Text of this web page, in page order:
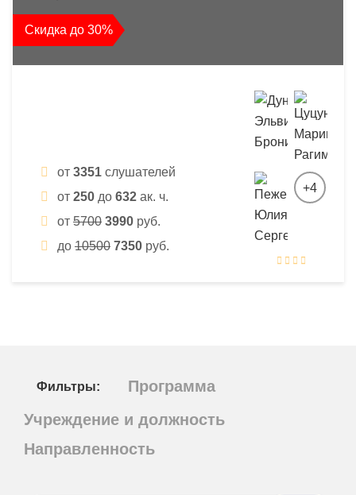
Скидка до 30%
от 3351 слушателей
от 250 до 632 ак. ч.
от 5700 3990 руб.
до 10500 7350 руб.
+4
Фильтры:
Программа
Учреждение и должность
Направленность